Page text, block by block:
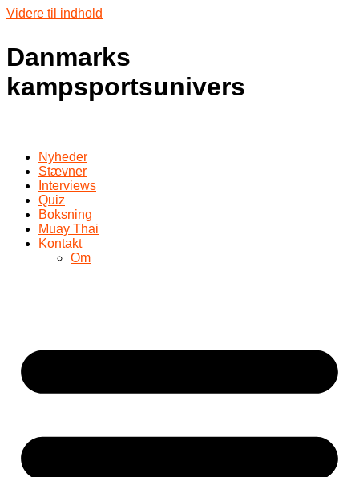
Videre til indhold
Danmarks
kampsportsunivers
Nyheder
Stævner
Interviews
Quiz
Boksning
Muay Thai
Kontakt
Om